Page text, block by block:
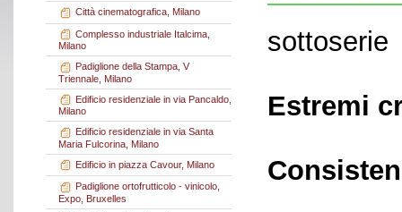
Città cinematografica, Milano
Complesso industriale Italcima,
Milano
Padiglione della Stampa, V
Triennale, Milano
Edificio residenziale in via Pancaldo,
Milano
Edificio residenziale in via Santa
Maria Fulcorina, Milano
Edificio in piazza Cavour, Milano
Padiglione ortofrutticolo - vinicolo,
Expo, Bruxelles
sottoserie
Estremi